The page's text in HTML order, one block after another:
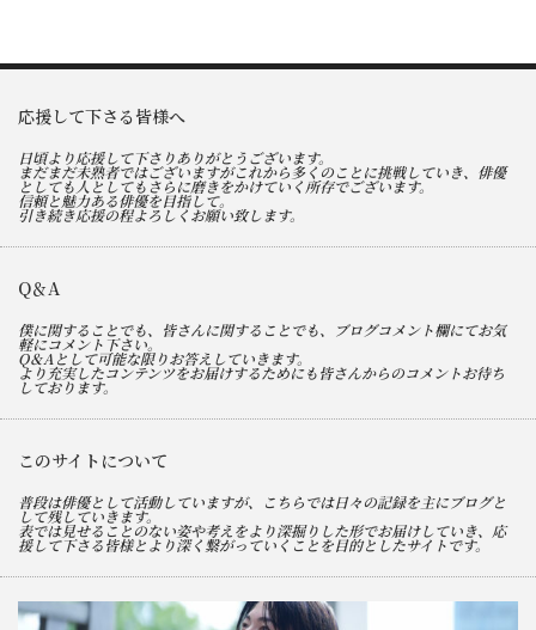
応援して下さる皆様へ
日頃より応援して下さりありがとうございます。
まだまだ未熟者ではございますがこれから多くのことに挑戦していき、俳優
としても人としてもさらに磨きをかけていく所存でございます。
信頼と魅力ある俳優を目指して。
引き続き応援の程よろしくお願い致します。
Q＆A
僕に関することでも、皆さんに関することでも、ブログコメント欄にてお気
軽にコメント下さい。
Q＆Aとして可能な限りお答えしていきます。
より充実したコンテンツをお届けするためにも皆さんからのコメントお待ち
しております。
このサイトについて
普段は俳優として活動していますが、こちらでは日々の記録を主にブログと
して残していきます。
表では見せることのない姿や考えをより深掘りした形でお届けしていき、応
援して下さる皆様とより深く繋がっていくことを目的としたサイトです。